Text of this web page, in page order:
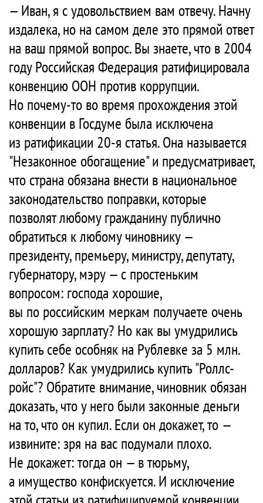
— Иван, я с удовольствием вам отвечу. Начну
издалека, но на самом деле это прямой ответ
на ваш прямой вопрос. Вы знаете, что в 2004
году Российская Федерация ратифицировала
конвенцию ООН против коррупции.
Но почему-то во время прохождения этой
конвенции в Госдуме была исключена
из ратификации 20-я статья. Она называется
"Незаконное обогащение" и предусматривает,
что страна обязана внести в национальное
законодательство поправки, которые
позволят любому гражданину публично
обратиться к любому чиновнику —
президенту, премьеру, министру, депутату,
губернатору, мэру — с простеньким
вопросом: господа хорошие,
вы по российским меркам получаете очень
хорошую зарплату? Но как вы умудрились
купить себе особняк на Рублевке за 5 млн.
долларов? Как умудрились купить "Роллс-
ройс"? Обратите внимание, чиновник обязан
доказать, что у него были законные деньги
на то, что он купил. Если он докажет, то —
извините: зря на вас подумали плохо.
Не докажет: тогда он — в тюрьму,
а имущество конфискуется. И исключение